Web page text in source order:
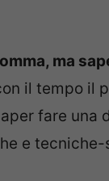
ma
il tempo il
fare una
e tecniche-